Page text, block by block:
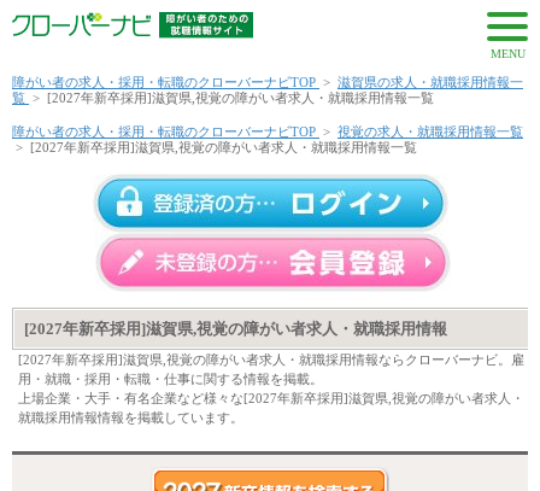
MENU
障がい者の求人・採用・転職のクローバーナビTOP > 滋賀県の求人・就職採用情報一
覧 > [2027年新卒採用]滋賀県,視覚の障がい者求人・就職採用情報一覧
障がい者の求人・採用・転職のクローバーナビTOP > 視覚の求人・就職採用情報一覧
> [2027年新卒採用]滋賀県,視覚の障がい者求人・就職採用情報一覧
[2027年新卒採用]滋賀県,視覚の障がい者求人・就職採用情報
[2027年新卒採用]滋賀県,視覚の障がい者求人・就職採用情報ならクローバーナビ。雇
用・就職・採用・転職・仕事に関する情報を掲載。
上場企業・大手・有名企業など様々な[2027年新卒採用]滋賀県,視覚の障がい者求人・
就職採用情報情報を掲載しています。